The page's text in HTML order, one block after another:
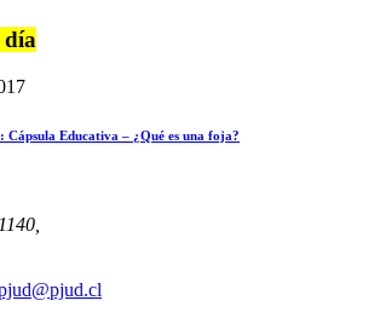
día
Educativa – ¿Qué es una foja?